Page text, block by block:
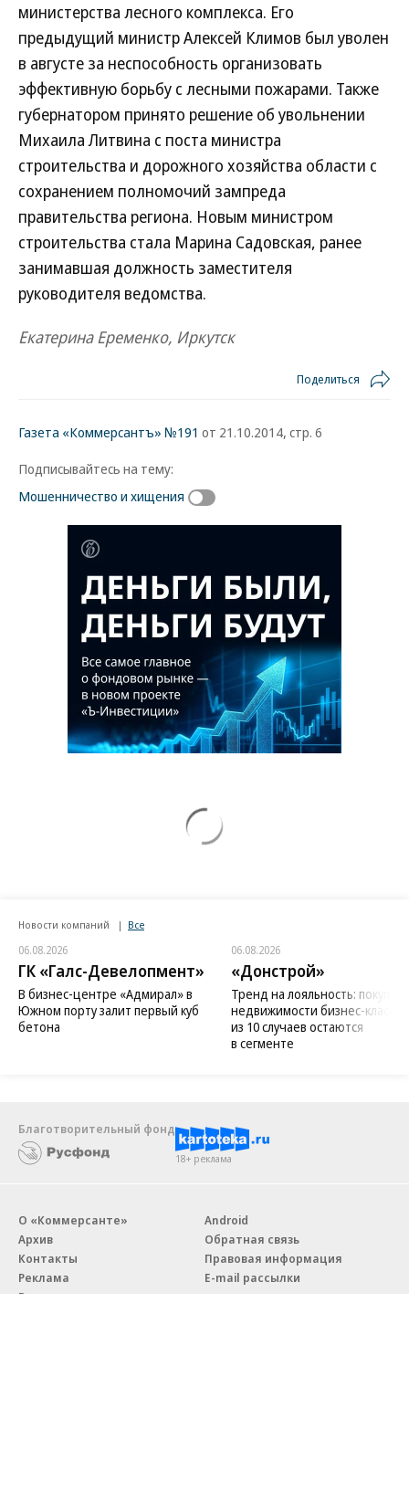
министерства лесного комплекса. Его
предыдущий министр Алексей Климов был уволен
в августе за неспособность организовать
эффективную борьбу с лесными пожарами. Также
губернатором принято решение об увольнении
Михаила Литвина с поста министра
строительства и дорожного хозяйства области с
сохранением полномочий зампреда
правительства региона. Новым министром
строительства стала Марина Садовская, ранее
занимавшая должность заместителя
руководителя ведомства.
Екатерина Еременко, Иркутск
Поделиться
Газета «Коммерсантъ» №191 от 21.10.2014, стр. 6
Подписывайтесь на тему:
Мошенничество и хищения
Новости компаний Все
06.08.2026
ГК «Галс-Девелопмент»
В бизнес-центре «Адмирал» в
Южном порту залит первый куб
бетона
06.08.2026
«Донстрой»
Тренд на лояльность:
недвижимости бизнес-класса
из 10 случаев остаются
в сегменте
Благотворительный фонд
18+ реклама
О «Коммерсанте»
Архив
Контакты
Реклама
Вакансии
Android
Обратная связь
Правовая информация
E-mail рассылки